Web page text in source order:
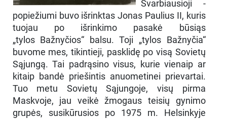
Svarbiausioji -
popiežiumi buvo išrinktas Jonas Paulius II, kuris
tuojau po išrinkimo pasakė būsiąs
„tylos Bažnyčios“ balsu. Toji „tylos Bažnyčia“
buvome mes, tikintieji, pasklidę po visą Sovietų
Sąjungą. Tai padrąsino visus, kurie vienaip ar
kitaip bandė priešintis anuometinei prievartai.
Tuo metu Sovietų Sąjungoje, visų pirma
Maskvoje, jau veikė žmogaus teisių gynimo
grupės, susikūrusios po 1975 m. Helsinkyje